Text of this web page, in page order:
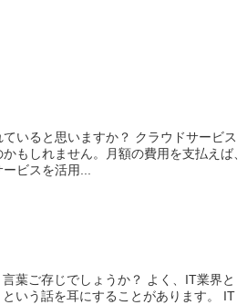
いると思いますか？ クラウドサービス
もしれません。月額の費用を支払えば、
ビスを活用...
葉ご存じでしょうか？ よく、IT業界と
いう話を耳にすることがあります。 IT